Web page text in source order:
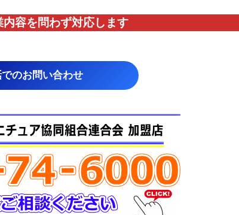
内容を問わず対応します
でのお問い合わせ